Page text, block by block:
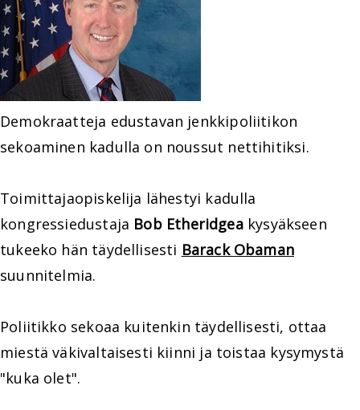
Demokraatteja edustavan jenkkipoliitikon
sekoaminen kadulla on noussut nettihitiksi.
Toimittajaopiskelija lähestyi kadulla
kongressiedustaja Bob Etheridgeakysyäkseen
tukeeko hän täydellisesti Barack Obaman
suunnitelmia.
Poliitikko sekoaa kuitenkin täydellisesti, ottaa
miestä väkivaltaisesti kiinni ja toistaa kysymystä
"kuka olet".